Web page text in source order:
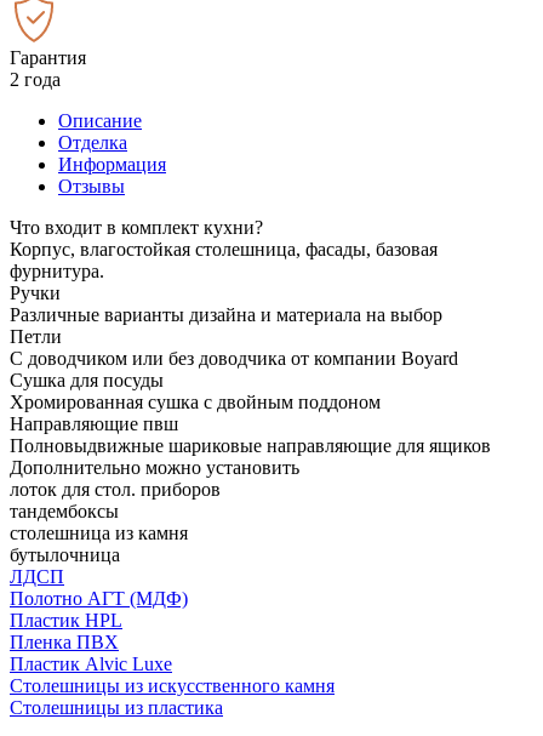
Гарантия
2 года
Описание
Отделка
Информация
Отзывы
Что входит в комплект кухни?
Корпус, влагостойкая столешница, фасады, базовая
фурнитура.
Ручки
Различные варианты дизайна и материала на выбор
Петли
С доводчиком или без доводчика от компании Boyard
Сушка для посуды
Хромированная сушка с двойным поддоном
Направляющие пвш
Полновыдвижные шариковые направляющие для ящиков
Дополнительно можно установить
лоток для стол. приборов
тандембоксы
столешница из камня
бутылочница
ЛДСП
Полотно АГТ (МДФ)
Пластик HPL
Пленка ПВХ
Пластик Alvic Luxe
Столешницы из искусственного камня
Столешницы из пластика